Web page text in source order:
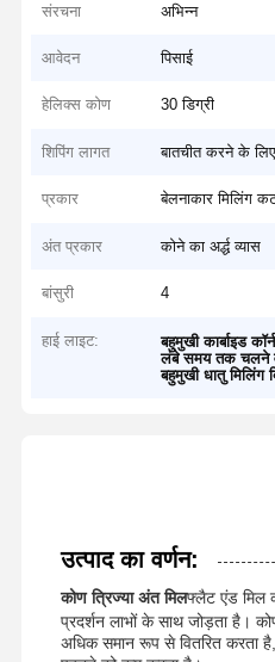
संरचना अभिन्न
आवेदन पिसाई
हेलिक्स कोण 30 डिग्री
शिपिंग लागत बातचीत करने के लिए
प्रकार बेलनाकार मिलिंग
अंत प्रकार कोने का अर्द्ध व्यास
बांसुरी 4
हाई लाइट: बहुमुखी कार्बाइड
लंबे समय तक चलने
बहुमुखी धातु मिलिंग
उत्पाद का वर्णन:
कोण त्रिज्या अंत मिलफ्लैट एंड मिल
प्रदर्शन लाभों के साथ जोड़ता है।
अधिक समान रूप से वितरित करता